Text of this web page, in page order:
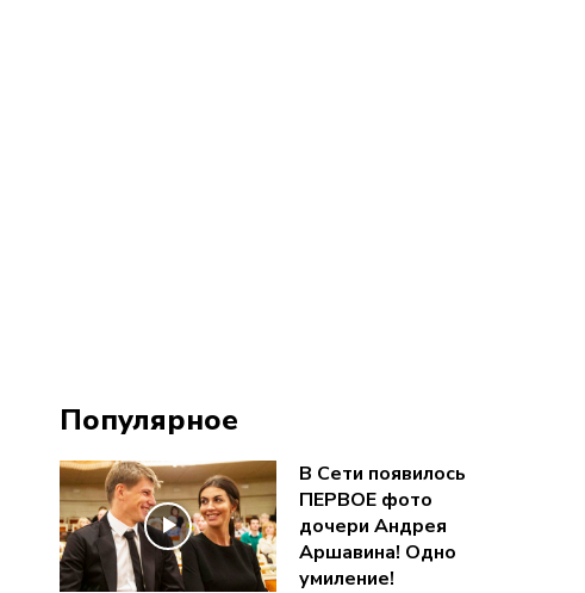
Популярное
В Сети появилось
ПЕРВОЕ фото
дочери Андрея
Аршавина! Одно
умиление!